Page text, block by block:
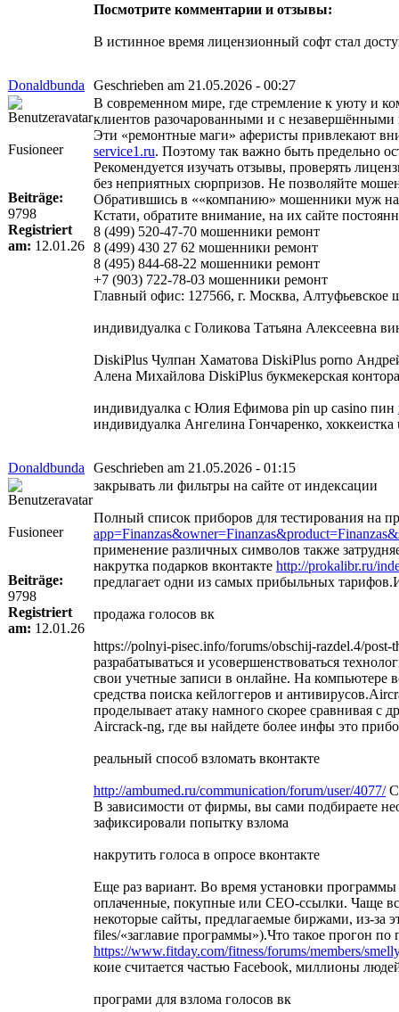
Посмотрите комментарии и отзывы:
В истинное время лицензионный софт стал
Donaldbunda Geschrieben am 21.05.2026 - 00:27
Fusioneer
Beiträge:
9798
Registriert
am: 12.01.26
В современном мире, где стремление к уюту и
клиентов разочарованными и с незавершёнными
Эти «ремонтные маги» аферисты привлекают
service1.ru. Поэтому так важно быть предельно
Рекомендуется изучать отзывы, проверять
без неприятных сюрпризов. Не позволяйте
Обратившись в ««компанию» мошенники муж на
Кстати, обратите внимание, на их сайте
8 (499) 520-47-70 мошенники ремонт
8 (499) 430 27 62 мошенники ремонт
8 (495) 844-68-22 мошенники ремонт
+7 (903) 722-78-03 мошенники ремонт
Главный офис: 127566, г. Москва, Алтуфьевское
индивидуалка с Голикова Татьяна Алексеевна
DiskiPlus Чулпан Хаматова DiskiPlus porno
Алена Михайлова DiskiPlus букмекерская
индивидуалка с Юлия Ефимова pin up casino пин
индивидуалка Ангелина Гончаренко, хоккеистка
Donaldbunda Geschrieben am 21.05.2026 - 01:15
Fusioneer
Beiträge:
9798
Registriert
am: 12.01.26
закрывать ли фильтры на сайте от индексации
Полный список приборов для тестирования на
применение различных символов также
накрутка подарков вконтакте http://prokalibr.ru/
предлагает одни из самых прибыльных
продажа голосов вк
https://polnyi-pisec.info/forums/obschij-razdel.4/
разрабатываться и усовершенствоваться
свои учетные записи в онлайне. На компьютере
средства поиска кейлоггеров и
проделывает атаку намного скорее сравнивая с
Aircrack-ng, где вы найдете более инфы это
реальный способ взломать вконтакте
http://ambumed.ru/communication/forum/user/4077/
В зависимости от фирмы, вы сами подбираете
зафиксировали попытку взлома
накрутить голоса в опросе вконтакте
Еще раз вариант. Во время установки
оплаченные, покупные или СЕО-ссылки. Чаще
некоторые сайты, предлагаемые биржами, из-за
files/«заглавие программы»).Что такое прогон
https://www.fitday.com/fitness/forums/members/
коие считается частью Facebook, миллионы
програми для взлома голосов вк